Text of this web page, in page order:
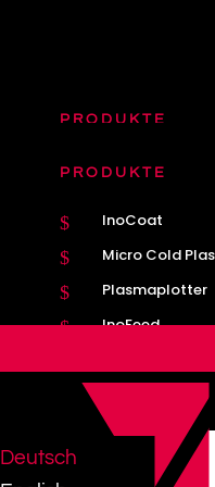
PRODUKTE
$ Plasmatron
PRODUKTE
$ InoCoat
$ Micro Cold
$ Plasmaplotter
$ InoFeed
Deutsch